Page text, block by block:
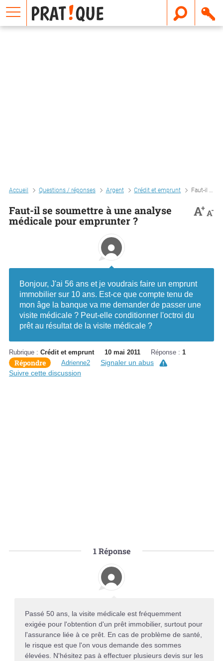
Accueil Questions / réponses Argent Crédit et emprunt Faut-il se soumettre à une analyse médicale pour emprunter ?
Faut-il se soumettre à une analyse
médicale pour emprunter ?
A+A-
Bonjour, J'ai 56 ans et je voudrais faire un emprunt
immobilier sur 10 ans. Est-ce que compte tenu de
mon âge la banque va me demander de passer une
visite médicale ? Peut-elle conditionner l'octroi du
prêt au résultat de la visite médicale ?
Rubrique : Crédit et emprunt 10 mai 2011 Réponse : 1
Répondre Adrienne2
Signaler un abus
Suivre cette discussion
1Réponse
Passé 50 ans, la visite médicale est fréquemment
exigée pour l'obtention d'un prêt immobilier, surtout pour
l'assurance liée à ce prêt. En cas de problème de santé,
le risque est que l'on vous demande des sommes
élevées. N'hésitez pas à effectuer plusieurs devis sur les
E
m
a